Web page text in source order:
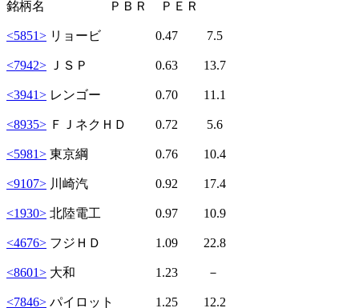
銘柄名 ＰＢＲ ＰＥＲ
<5851> リョービ 0.47 7.5
<7942> ＪＳＰ 0.63 13.7
<3941> レンゴー 0.70 11.1
<8935> ＦＪネクＨＤ 0.72 5.6
<5981> 東京綱 0.76 10.4
<9107> 川崎汽 0.92 17.4
<1930> 北陸電工 0.97 10.9
<4676> フジＨＤ 1.09 22.8
<8601> 大和 1.23 －
<7846> パイロット 1.25 12.2